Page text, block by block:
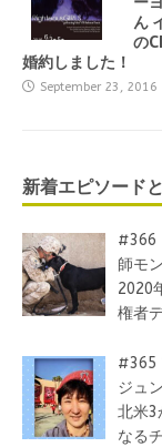
ん
の
婚約しました！
September 23, 2016
新着エピソード
#366
師モ
2020
権者
#365
ジュ
北米3
なる